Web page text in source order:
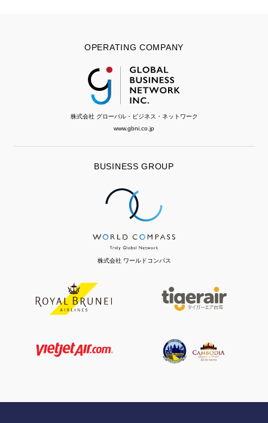
OPERATING COMPANY
株式会社 グローバル・ビジネス・ネットワーク
www.gbni.co.jp
BUSINESS GROUP
株式会社 ワールドコンパス